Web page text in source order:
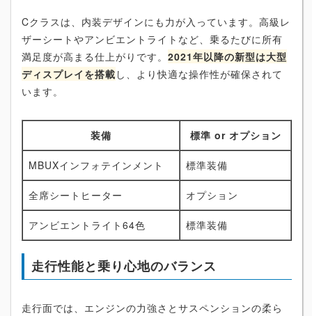
Cクラスは、内装デザインにも力が入っています。高級レ
ザーシートやアンビエントライトなど、乗るたびに所有
満足度が高まる仕上がりです。 2021年以降の新型は大型
ディスプレイを搭載 し、より快適な操作性が確保されて
います。
装備 標準 or オプション
MBUXインフォテインメント 標準装備
全席シートヒーター オプション
アンビエントライト64色 標準装備
走行性能と乗り心地のバランス
走行面では、エンジンの力強さとサスペンションの柔ら